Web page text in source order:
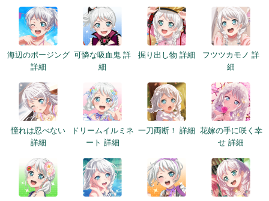
海辺のポージング
詳細
可憐な吸血鬼 詳
細
掘り出し物 詳細
フツツカモノ 詳
細
憧れは忍べない
詳細
ドリームイルミネ
ート 詳細
一刀両断！ 詳細 花嫁の手に咲く幸
せ 詳細